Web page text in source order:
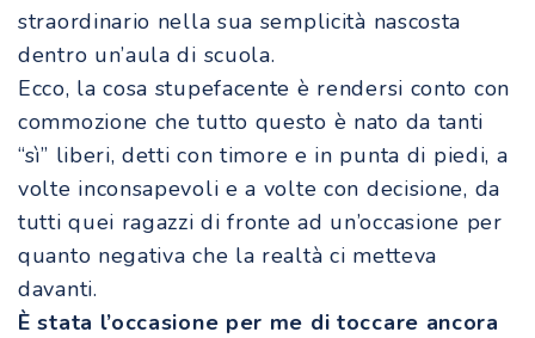
straordinario nella sua semplicità nascosta
dentro un’aula di scuola.
Ecco, la cosa stupefacente è rendersi conto con
commozione che tutto questo è nato da tanti
“sì” liberi, detti con timore e in punta di piedi, a
volte inconsapevoli e a volte con decisione, da
tutti quei ragazzi di fronte ad un’occasione per
quanto negativa che la realtà ci metteva
davanti.
È stata l’occasione per me di toccare ancora